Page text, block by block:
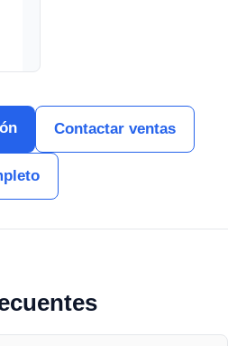
Contactar ventas